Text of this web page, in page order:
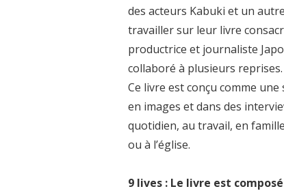
des acteurs Kabuki et un
travailler sur leur livre
productrice et journaliste
collaboré à plusieurs reprises.
Ce livre est conçu comme
en images et dans des
quotidien, au travail, en
ou à l’église.
9 lives : Le livre est